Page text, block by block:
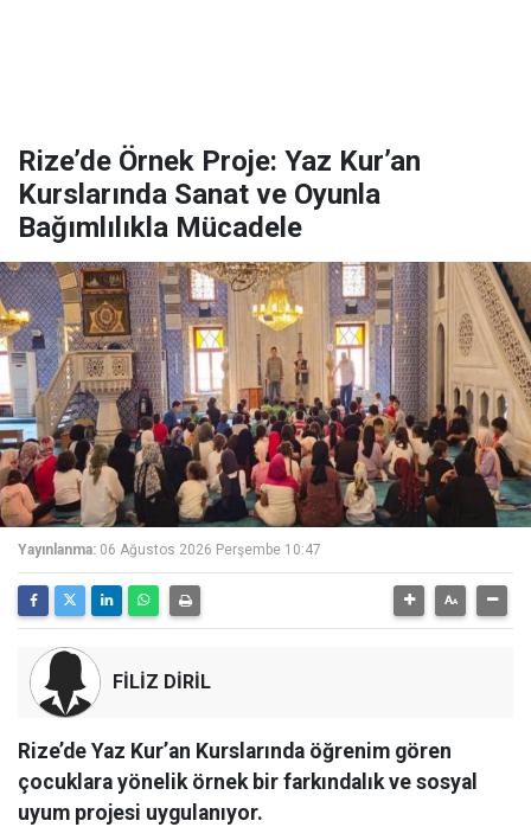
Rize’de Örnek Proje: Yaz Kur’an
Kurslarında Sanat ve Oyunla
Bağımlılıkla Mücadele
Yayınlanma: 06 Ağustos 2026 Perşembe 10:47
FİLİZ DİRİL
Rize’de Yaz Kur’an Kurslarında öğrenim gören
çocuklara yönelik örnek bir farkındalık ve sosyal
uyum projesi uygulanıyor.